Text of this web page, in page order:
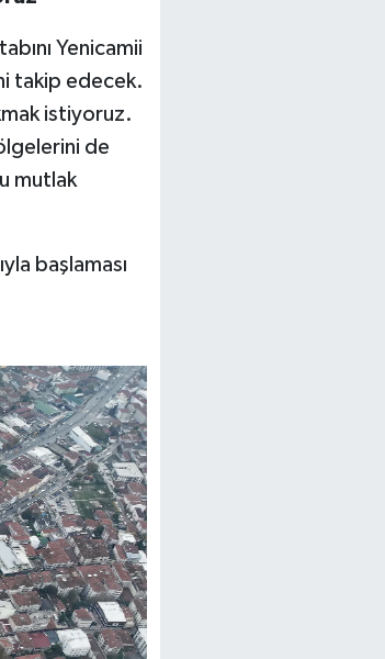
Yenicamii
takip edecek.
istiyoruz.
de
mutlak
başlaması